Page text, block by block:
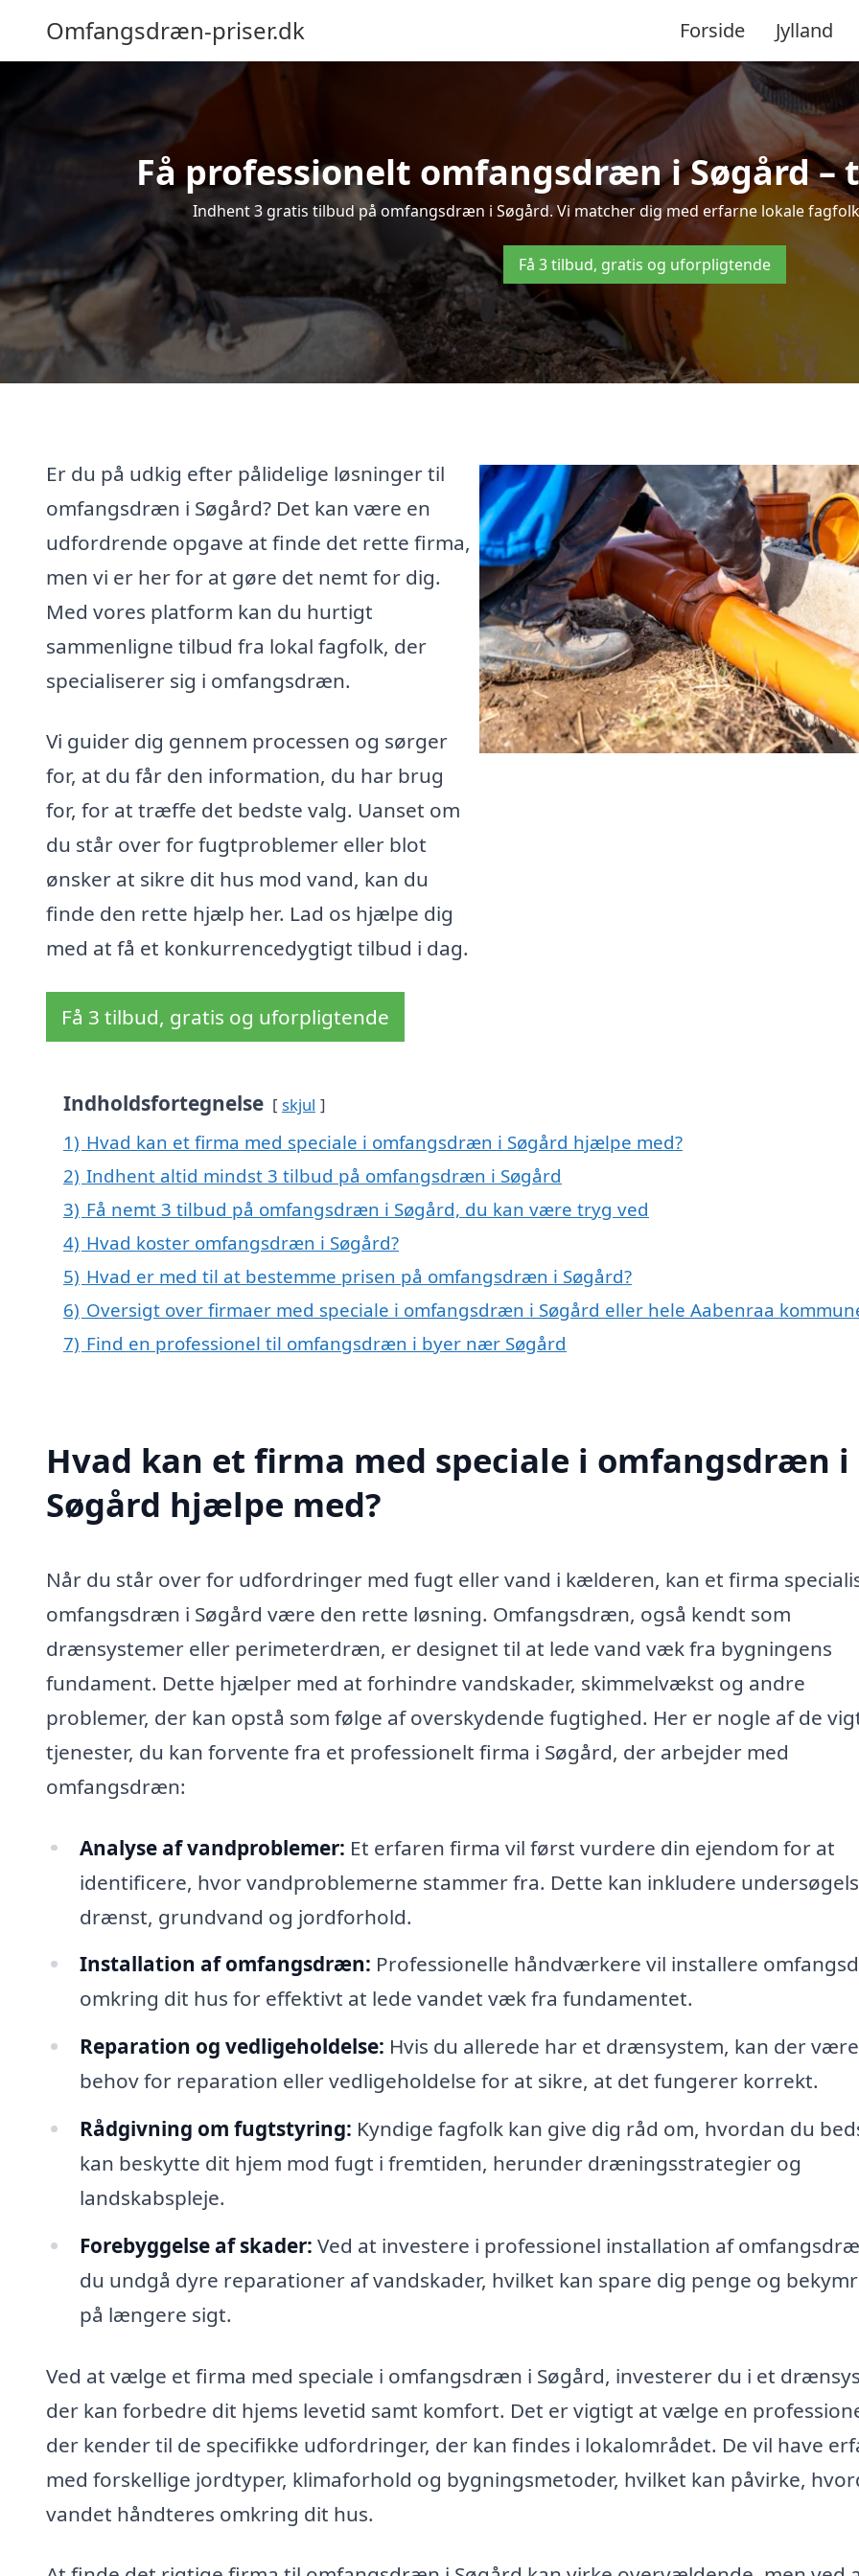
Omfangsdræn-priser.dk Forside Jylland
Få professionelt omfangsdræn i Søgård
Indhent 3 gratis tilbud på omfangsdræn i Søgård. Vi matcher dig med erfarne lokale
Få 3 tilbud, gratis og uforpligtende
Er du på udkig efter pålidelige løsninger til
omfangsdræn i Søgård? Det kan være en
udfordrende opgave at finde det rette firma,
men vi er her for at gøre det nemt for dig.
Med vores platform kan du hurtigt
sammenligne tilbud fra lokal fagfolk, der
specialiserer sig i omfangsdræn.
Vi guider dig gennem processen og sørger
for, at du får den information, du har brug
for, for at træffe det bedste valg. Uanset om
du står over for fugtproblemer eller blot
ønsker at sikre dit hus mod vand, kan du
finde den rette hjælp her. Lad os hjælpe dig
med at få et konkurrencedygtigt tilbud i dag.
Få 3 tilbud, gratis og uforpligtende
Indholdsfortegnelse skjul
1) Hvad kan et firma med speciale i omfangsdræn i Søgård hjælpe med?
2) Indhent altid mindst 3 tilbud på omfangsdræn i Søgård
3) Få nemt 3 tilbud på omfangsdræn i Søgård, du kan være tryg ved
4) Hvad koster omfangsdræn i Søgård?
5) Hvad er med til at bestemme prisen på omfangsdræn i Søgård?
6) Oversigt over firmaer med speciale i omfangsdræn i Søgård eller hele Aabenraa
7) Find en professionel til omfangsdræn i byer nær Søgård
Hvad kan et firma med speciale i omfangsdræn i
Søgård hjælpe med?
Når du står over for udfordringer med fugt eller vand i kælderen, kan et firma
omfangsdræn i Søgård være den rette løsning. Omfangsdræn, også kendt som
drænsystemer eller perimeterdræn, er designet til at lede vand væk fra bygningens
fundament. Dette hjælper med at forhindre vandskader, skimmelvækst og andre
problemer, der kan opstå som følge af overskydende fugtighed. Her er nogle af de
tjenester, du kan forvente fra et professionelt firma i Søgård, der arbejder med
omfangsdræn:
Analyse af vandproblemer: Et erfaren firma vil først vurdere din ejendom for at
identificere, hvor vandproblemerne stammer fra. Dette kan inkludere
drænst, grundvand og jordforhold.
Installation af omfangsdræn: Professionelle håndværkere vil installere
omkring dit hus for effektivt at lede vandet væk fra fundamentet.
Reparation og vedligeholdelse: Hvis du allerede har et drænsystem, kan der være
behov for reparation eller vedligeholdelse for at sikre, at det fungerer korrekt.
Rådgivning om fugtstyring: Kyndige fagfolk kan give dig råd om, hvordan du
kan beskytte dit hjem mod fugt i fremtiden, herunder dræningsstrategier og
landskabspleje.
Forebyggelse af skader: Ved at investere i professionel installation af
du undgå dyre reparationer af vandskader, hvilket kan spare dig penge og
på længere sigt.
Ved at vælge et firma med speciale i omfangsdræn i Søgård, investerer du i et
der kan forbedre dit hjems levetid samt komfort. Det er vigtigt at vælge en
der kender til de specifikke udfordringer, der kan findes i lokalområdet. De vil have
med forskellige jordtyper, klimaforhold og bygningsmetoder, hvilket kan påvirke,
vandet håndteres omkring dit hus.